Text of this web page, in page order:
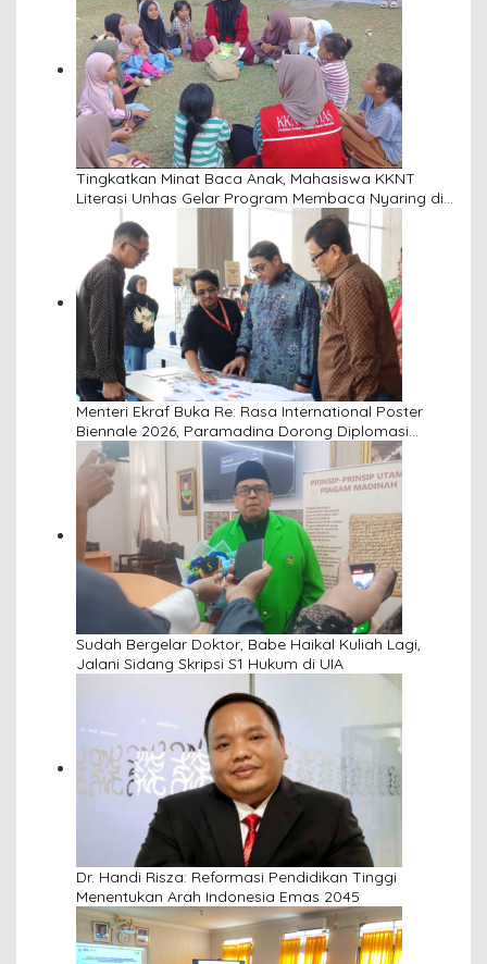
Tingkatkan Minat Baca Anak, Mahasiswa KKNT
Literasi Unhas Gelar Program Membaca Nyaring di
Lima Dusun Desa Laikang
Menteri Ekraf Buka Re: Rasa International Poster
Biennale 2026, Paramadina Dorong Diplomasi
Budaya Visual
Sudah Bergelar Doktor, Babe Haikal Kuliah Lagi,
Jalani Sidang Skripsi S1 Hukum di UIA
Dr. Handi Risza: Reformasi Pendidikan Tinggi
Menentukan Arah Indonesia Emas 2045